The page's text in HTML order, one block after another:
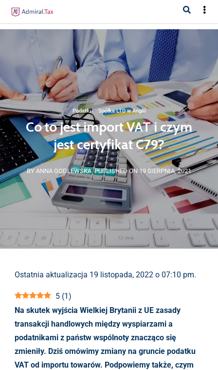
Podatki· Spółka LTD w Anglii
Co to jest import VAT i czym
jest certyfikat C79?
BY ANNA GODLEWSKA PUBLISHED ON 19 SIERPNIA, 2021
Ostatnia aktualizacja 19 listopada, 2022 o 07:10 pm.
5 (1)
Na skutek wyjścia Wielkiej Brytanii z UE zasady
transakcji handlowych między wyspiarzami a
podatnikami z państw wspólnoty znacząco się
zmieniły. Dziś omówimy zmiany na gruncie podatku
VAT od importu towarów. Podpowiemy także, czym